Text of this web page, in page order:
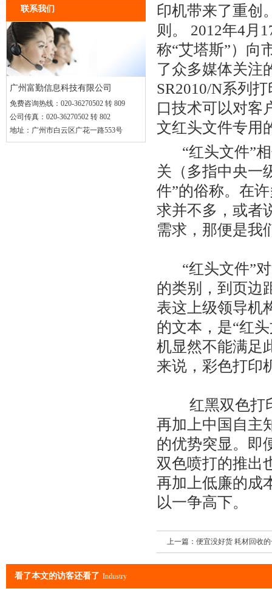
联系我们
广州富勤信息科技有限公司
免费咨询热线： 020-36270502 转 809
公司传真： 020-36270502 转 802
地址： 广州市白云区广花一路553号
印机带来了重创
则。 2012年4月
称“艾塔斯”）向
了众多媒体关注
SR2010/N系列
口技术可以对客
文红头文件专用
“红头文件”相
关（多指中央一
件”的俗称。在
求并不多，或者
需求，那便是我
“红头文件”对
的类别，到页边
表这上级领导机
的文本，是“红
机显然不能满足
来说，彩色打印
红黑双色打印
再加上中国自主
的优势突显。即
双色喷打的推出
再加上低廉的成
以一争高下。
上一篇： 便宜没好货 耗材回收
看了本文的访客还看了 Industry